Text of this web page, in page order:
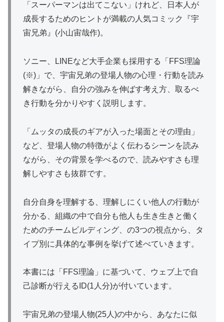
「スーパーマンは出てこない」けれど、日本人が
成長するためのヒントが満載の人気コミック『宇
宙兄弟』(小山宙哉作)。
ソニー、LINEなど大手企業も採用する「FFS理論
(※)」で、宇宙兄弟の登場人物の心理・行動を読み
解きながら、自分の強みを伸ばす考え方、取るべ
き行動を分かりやすく説明します。
「ムッタの成長のギアが入った場面とその理由」
など、登場人物の特徴がよく伝わるシーンを読み
ながら、その背景を学べるので、読みやすさも理
解しやすさも抜群です。
自分自身を理解する、理解しにくい他人の行動が
分かる、組織の中で自分も他人も生き生きと働く
ためのチームビルディング、の3つの視点から、タ
イプ別に具体的な事例を挙げて述べていきます。
本書には「FFS理論」に基づいて、ウェブ上で自
己診断が行えるID(1人分)が付いています。
宇宙兄弟の登場人物(25人)の中から、あなたに似